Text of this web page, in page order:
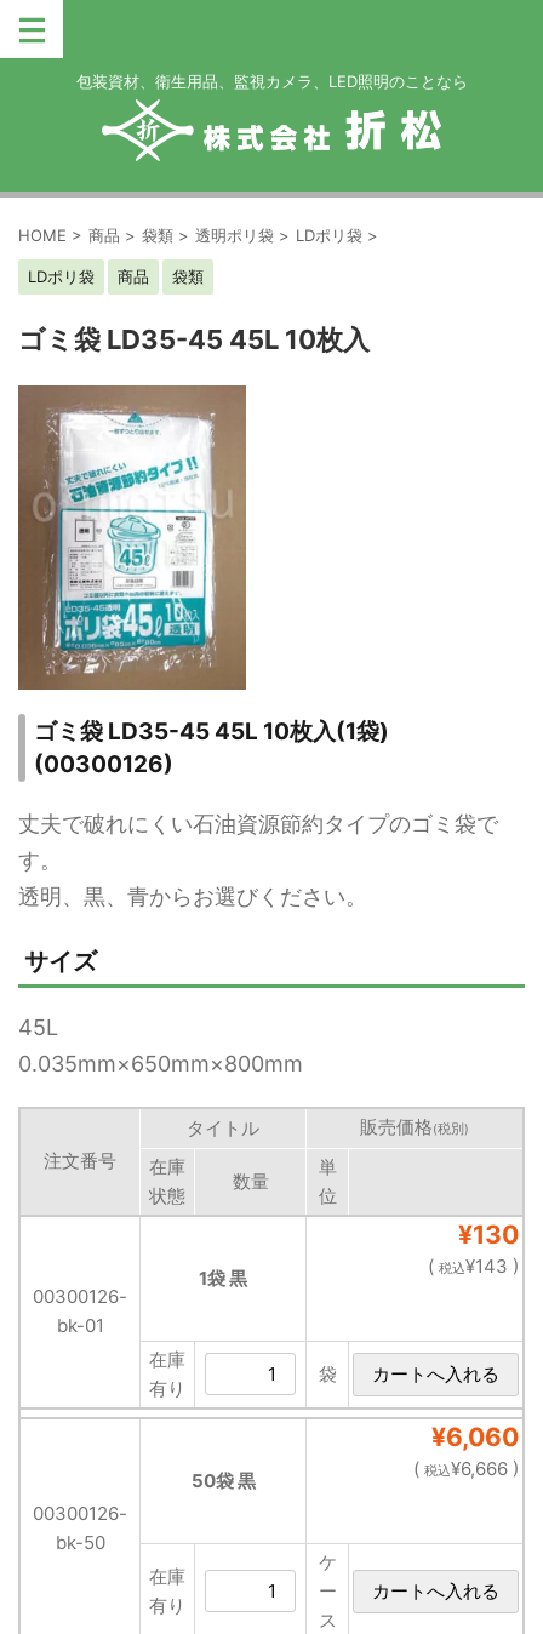
包装資材、衛生用品、監視カメラ、LED照明のことなら
HOME > 商品 > 袋類 > 透明ポリ袋 > LDポリ袋 >
LDポリ袋 商品 袋類
ゴミ袋 LD35-45 45L 10枚入
ゴミ袋 LD35-45 45L 10枚入(1袋)
(00300126)
丈夫で破れにくい石油資源節約タイプのゴミ袋で
す。
透明、黒、青からお選びください。
サイズ
45L
0.035mm×650mm×800mm
注文番号
タイトル 販売価格(税別)
在庫
状態
数量
単
位
00300126-
bk-01
1袋 黒
¥130
( 税込¥143 )
在庫
有り
袋
00300126-
bk-50
50袋 黒
¥6,060
( 税込¥6,666 )
在庫
有り
ケ
ー
ス